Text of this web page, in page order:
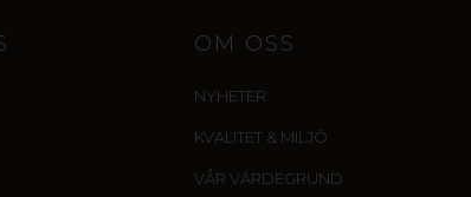
OM OSS
NYHETER
KVALITET & MILJÖ
VÅR VÄRDEGRUND